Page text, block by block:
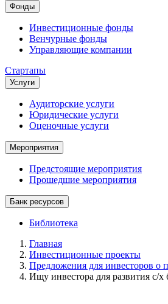
Фонды
Инвестиционные фонды
Венчурные фонды
Управляющие компании
Стартапы
Услуги
Аудиторские услуги
Юридические услуги
Оценочные услуги
Мероприятия
Предстоящие мероприятия
Прошедшие мероприятия
Банк ресурсов
Библиотека
Главная
Инвестиционные проекты
Предложения для инвесторов о
Ищу инвестора для развития с/х